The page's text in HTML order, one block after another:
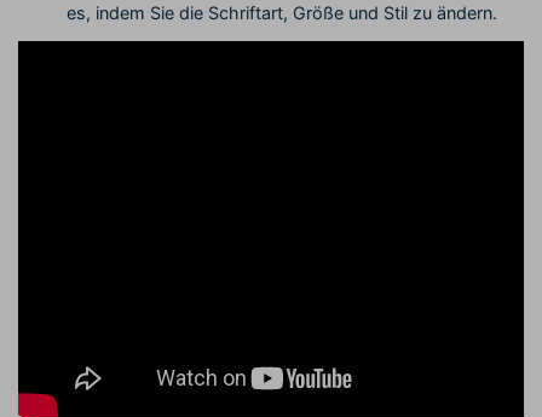
es, indem Sie die Schriftart, Größe und Stil zu ändern.